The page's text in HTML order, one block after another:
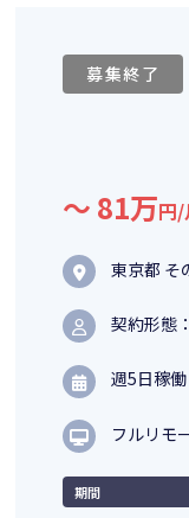
募集終了
〜 81万円/
東京都 そ
契約形態
週5日稼働
フルリモ
期間